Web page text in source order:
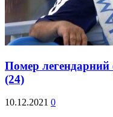
Помер легендарний
(24)
10.12.2021 0